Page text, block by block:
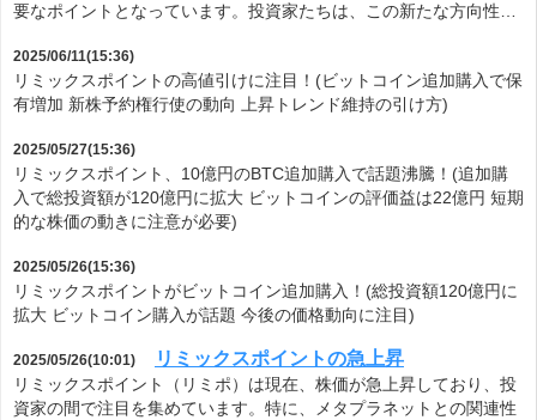
要なポイントとなっています。投資家たちは、この新たな方向性…
2025/06/11(15:36)
リミックスポイントの高値引けに注目！(ビットコイン追加購入で保
有増加 新株予約権行使の動向 上昇トレンド維持の引け方)
2025/05/27(15:36)
リミックスポイント、10億円のBTC追加購入で話題沸騰！(追加購
入で総投資額が120億円に拡大 ビットコインの評価益は22億円 短期
的な株価の動きに注意が必要)
2025/05/26(15:36)
リミックスポイントがビットコイン追加購入！(総投資額120億円に
拡大 ビットコイン購入が話題 今後の価格動向に注目)
2025/05/26(10:01) リミックスポイントの急上昇
リミックスポイント（リミポ）は現在、株価が急上昇しており、投
資家の間で注目を集めています。特に、メタプラネットとの関連性